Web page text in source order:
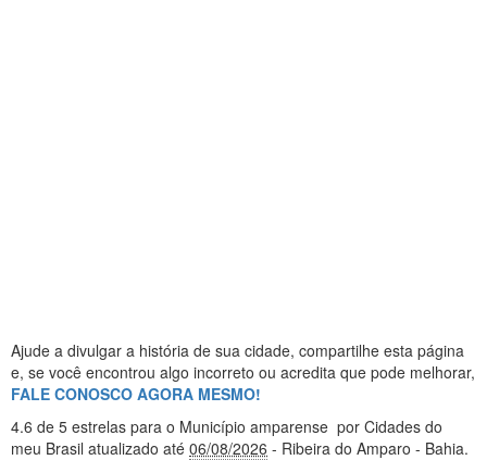
Ajude a divulgar a história de sua cidade, compartilhe esta página
e, se você encontrou algo incorreto ou acredita que pode melhorar,
FALE CONOSCO AGORA MESMO!
4.6 de 5 estrelas para o Município amparense por Cidades do
meu Brasil atualizado até 06/08/2026 - Ribeira do Amparo - Bahia.